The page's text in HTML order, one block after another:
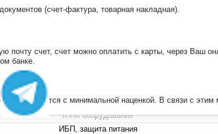
(счет-фактура, товарная накладная).
почту счет, счет можно оплатить с карты, через Ваш
банке.
с минимальной наценкой. В связи с
+7 (495) 223-13-47
KVM оборудование
ИБП, защита питания